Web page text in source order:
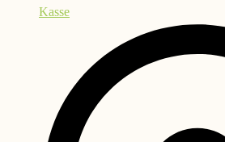
Kasse